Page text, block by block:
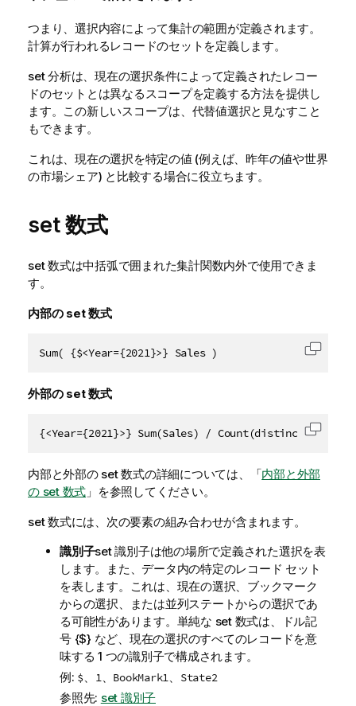
つまり、選択内容によって集計の範囲が定義されます。
計算が行われるレコードのセットを定義します。
set 分析は、現在の選択条件によって定義されたレコー
ドのセットとは異なるスコープを定義する方法を提供し
ます。この新しいスコープは、代替値選択と見なすこと
もできます。
これは、現在の選択を特定の値 (例えば、昨年の値や世界
の市場シェア) と比較する場合に役立ちます。
set 数式
set 数式は中括弧で囲まれた集計関数内外で使用できま
す。
内部の set 数式
Sum( {$<Year={2021}>} Sales ) コード
外部の set 数式
{<Year={2021}>} Sum(Sales) / Count(distinct コード
内部と外部の set 数式の詳細については、「内部と外部
の set 数式 」を参照してください。
set 数式には、次の要素の組み合わせが含まれます。
識別子set 識別子は他の場所で定義された選択を表
します。また、データ内の特定のレコード セット
を表します。これは、現在の選択、ブックマーク
からの選択、または並列ステートからの選択であ
る可能性があります。単純な set 数式は、ドル記
号 {$} など、現在の選択のすべてのレコードを意
味する 1 つの識別子で構成されます。
例: $ 1 BookMark1 State2
参照先: set 識別子